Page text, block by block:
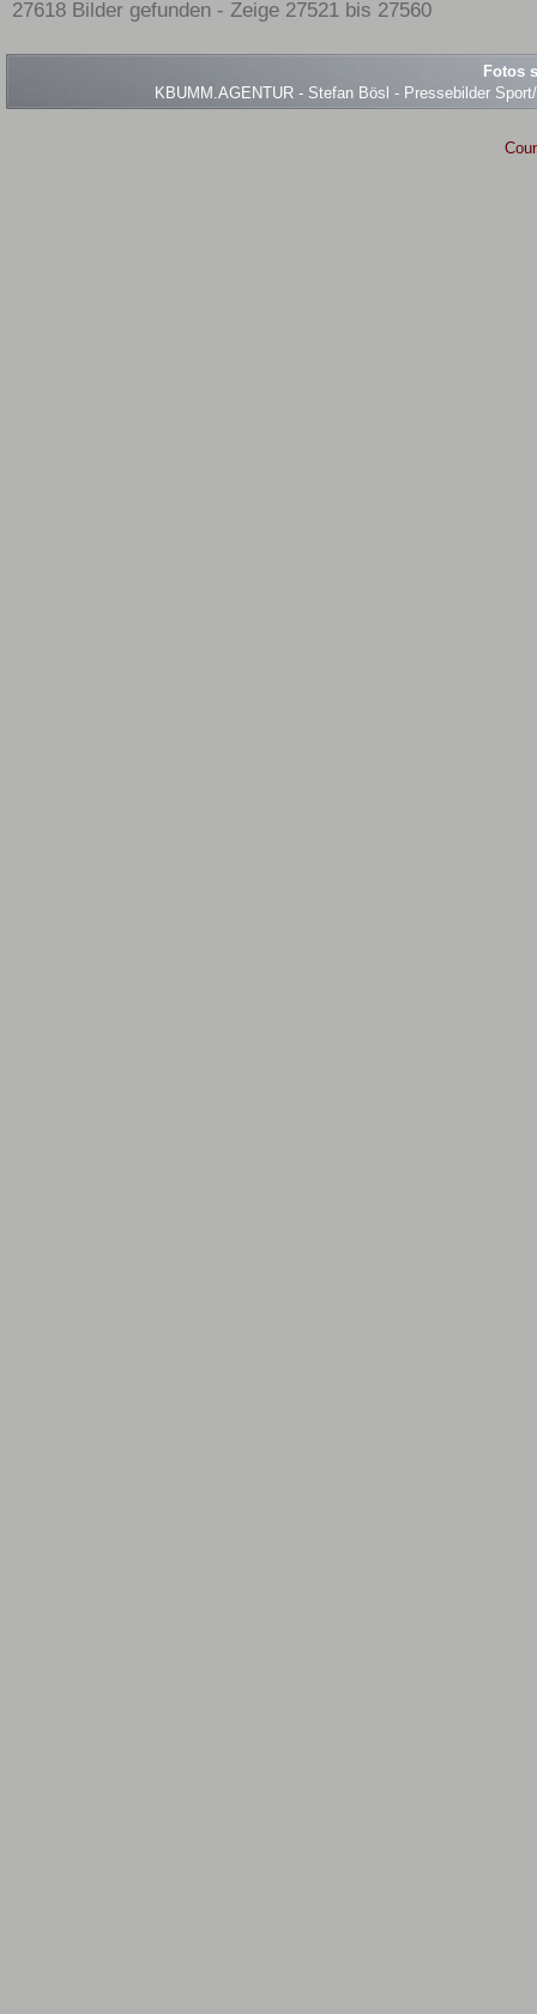
27618 Bilder gefunden - Zeige 27521 bis 27560
Fotos
KBUMM.AGENTUR - Stefan Bösl - Pressebilder